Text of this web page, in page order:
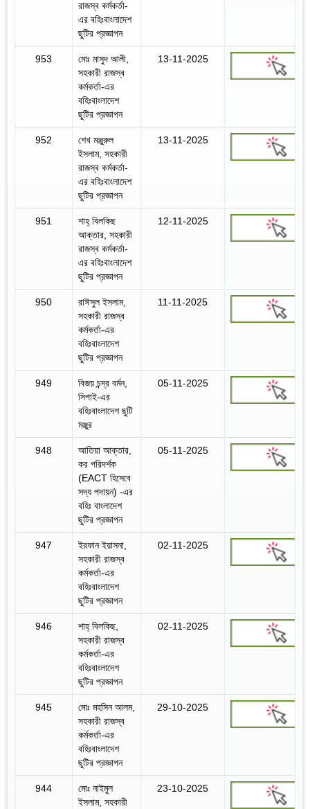
রাজস্ব কর্মকর্তা-
এর বহিঃবাংলাদেশ
ছুটির প্রজ্ঞাপন
953
মোঃ মাসুদ আলী,
সহকারী রাজস্ব
কর্মকর্তা-এর
বহিঃবাংলাদেশ
ছুটির প্রজ্ঞাপন
13-11-2025
952
শেখ মঞ্জুরুল
ইসলাম, সহকারী
রাজস্ব কর্মকর্তা-
এর বহিঃবাংলাদেশ
ছুটির প্রজ্ঞাপন
13-11-2025
951
শাহ্‌ বিলকিছ
আক্তার, সহকারী
রাজস্ব কর্মকর্তা-
এর বহিঃবাংলাদেশ
ছুটির প্রজ্ঞাপন
12-11-2025
950
রাঈসুল ইসলাম,
সহকারী রাজস্ব
কর্মকর্তা-এর
বহিঃবাংলাদেশ
ছুটির প্রজ্ঞাপন
11-11-2025
949
বিজয় চন্দ্র বর্মন,
সিপাই-এর
বহিঃবাংলাদেশ ছুটি
মঞ্জুর
05-11-2025
948
আতিয়া আক্তার,
কর পরিদর্শক
(EACT হিসেবে
সদ্য পদায়ন) -এর
বহিঃ বাংলাদেশ
ছুটির প্রজ্ঞাপন
05-11-2025
947
ইরফান ইয়াসনা,
সহকারী রাজস্ব
কর্মকর্তা-এর
বহিঃবাংলাদেশ
ছুটির প্রজ্ঞাপন
02-11-2025
946
শাহ্‌ বিলকিছ,
সহকারী রাজস্ব
কর্মকর্তা-এর
বহিঃবাংলাদেশ
ছুটির প্রজ্ঞাপন
02-11-2025
945
মোঃ মহসিন আলম,
সহকারী রাজস্ব
কর্মকর্তা-এর
বহিঃবাংলাদেশ
ছুটির প্রজ্ঞাপন
29-10-2025
944
মোঃ নাইমুল
ইসলাম, সহকারী
23-10-2025